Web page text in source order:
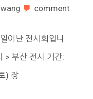
comment
어난 전시회입니
부산 전시 기간:
) 장